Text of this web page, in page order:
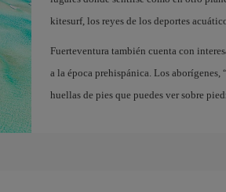
kitesurf, los reyes de los deportes
Fuerteventura también cuenta con
a la época prehispánica. Los
huellas de pies que puedes ver sobre